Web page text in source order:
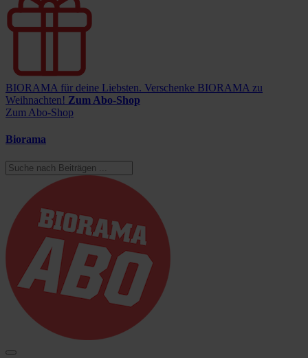
BIORAMA für deine Liebsten. Verschenke BIORAMA zu
Weihnachten! Zum Abo-Shop
Zum Abo-Shop
Biorama